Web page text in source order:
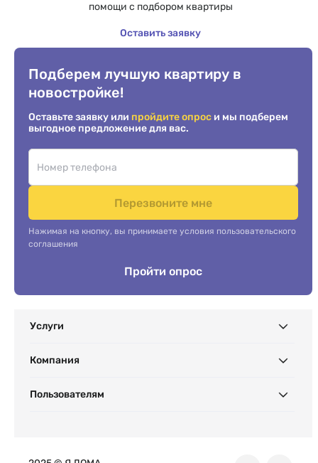
помощи с подбором квартиры
Оставить заявку
Подберем лучшую квартиру в
новостройке!
Оставьте заявку или пройдите опрос и мы подберем
выгодное предложение для вас.
Перезвоните мне
Нажимая на кнопку, вы принимаете условия пользовательского
соглашения
Пройти опрос
Услуги
Компания
Пользователям